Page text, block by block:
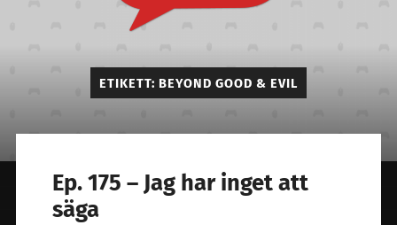
Spelsnack
ETIKETT: BEYOND GOOD & EVIL
Ep. 175 – Jag har inget att
säga